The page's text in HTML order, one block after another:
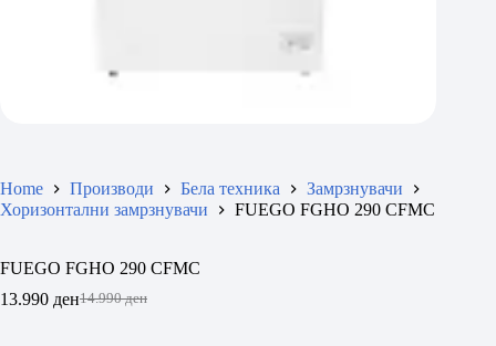
Home Производи Бела техника
Замрзнувачи
Хоризонтални замрзнувачи
FUEGO FGHO 290 CFMC
FUEGO FGHO 290 CFMC
14.990ден
Original
13.990 денCurrent